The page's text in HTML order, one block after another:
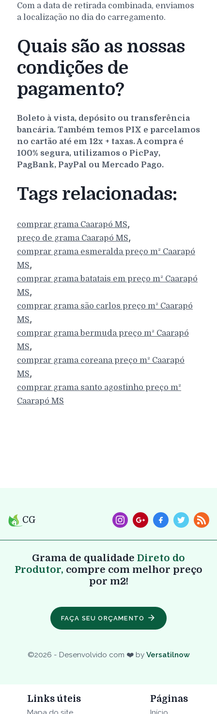
Com a data de retirada combinada, enviamos
a localização no dia do carregamento.
Quais são as nossas
condições de
pagamento?
Boleto à vista, depósito ou transferência
bancária. Também temos PIX e parcelamos
no cartão até em 12x + taxas. A compra é
100% segura, utilizamos o PicPay,
PagBank, PayPal ou Mercado Pago.
Tags relacionadas:
comprar grama Caarapó MS,
preço de grama Caarapó MS,
comprar grama esmeralda preço m² Caarapó
MS,
comprar grama batatais em preço m² Caarapó
MS,
comprar grama são carlos preço m² Caarapó
MS,
comprar grama bermuda preço m² Caarapó
MS,
comprar grama coreana preço m² Caarapó
MS,
comprar grama santo agostinho preço m²
Caarapó MS
CG
Grama de qualidade Direto do
Produtor, compre com melhor preço
por m2!
FAÇA SEU ORÇAMENTO
©2026 - Desenvolvido com ❤️ by Versatilnow
Links úteis Páginas